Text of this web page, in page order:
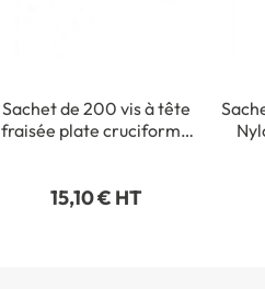
Sachet de 200 vis à tête
fraisée plate cruciforme
15,10 € HT